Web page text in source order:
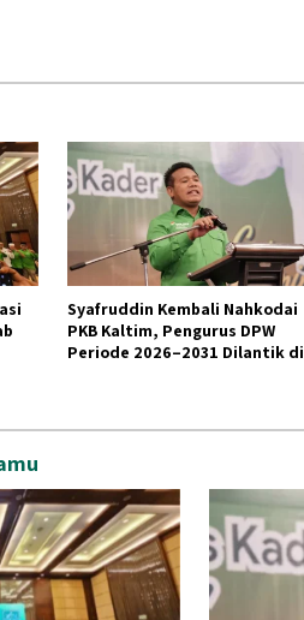
Syafruddin Kembali Nahkodai
PKB Kaltim, Pengurus DPW
Periode 2026–2031 Dilantik di